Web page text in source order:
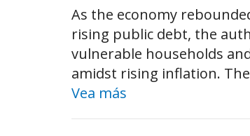
As the economy
rising public debt, the
vulnerable households
amidst rising inflation.
Vea más